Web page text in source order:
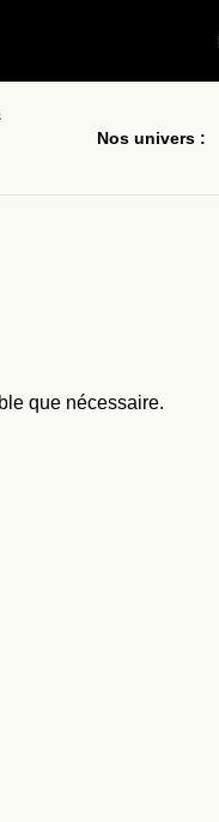
Nos univers :
que nécessaire.